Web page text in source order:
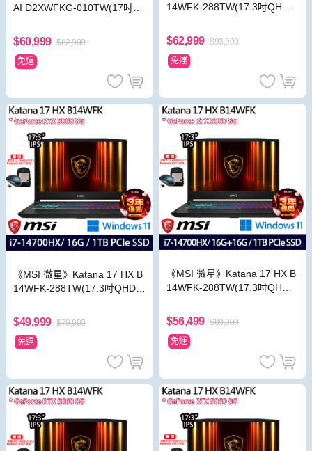
AI D2XWFKG-010TW(17吋Q
RTX5060)
$60,999 $82,900
免運
14WFK-288TW(17.3吋QHD/i
TX5060/特仕版)
$62,999 $93,900
免運
《MSI 微星》Katana 17 HX B
14WFK-288TW(17.3吋QHD/i
X5060/Win11)
$49,999 $79,900
免運
《MSI 微星》Katana 17 HX B
14WFK-288TW(17.3吋QHD/i
TX5060/特仕版)
$56,499 $89,900
免運